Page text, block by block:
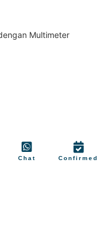
Multimeter
Chat Confirmed